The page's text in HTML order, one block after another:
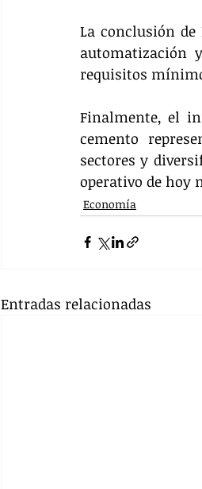
La conclusión
automatización
requisitos
Finalmente, el
cemento
sectores y
operativo de hoy
Economía
Entradas relacionadas